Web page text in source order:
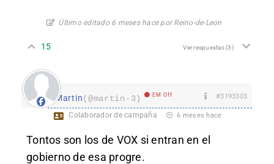
Último editado 6 meses hace por Reino-de-Leon
15 Ver respuestas(3)
Martin(@martin-3) EM Off #3193303
Colaborador de campaña 6 meses hace
Tontos son los de VOX si entran en el
gobierno de esa progre.